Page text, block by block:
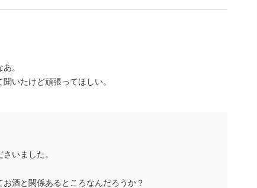
。
いたけど頑張ってほしい。
いました。
酒と関係あるところなんだろうか？